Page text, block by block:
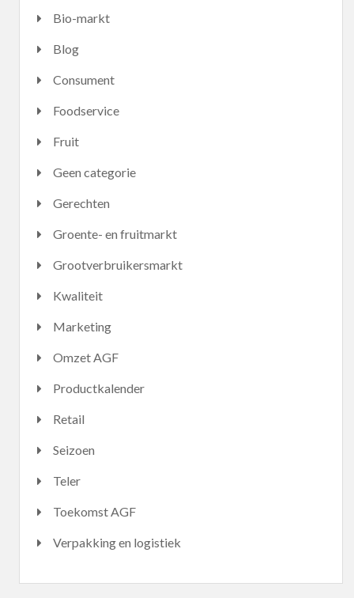
Bio-markt
Blog
Consument
Foodservice
Fruit
Geen categorie
Gerechten
Groente- en fruitmarkt
Grootverbruikersmarkt
Kwaliteit
Marketing
Omzet AGF
Productkalender
Retail
Seizoen
Teler
Toekomst AGF
Verpakking en logistiek